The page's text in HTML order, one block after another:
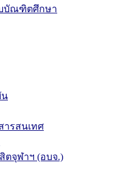
บัณฑิตศึกษา
น
ารสนเทศ
ตจุฬาฯ (อบจ.)